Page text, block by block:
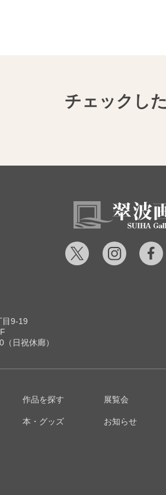
チェックし
目9-19
日祝休廊）
作品を探す
本・グッズ
展覧会
お知らせ